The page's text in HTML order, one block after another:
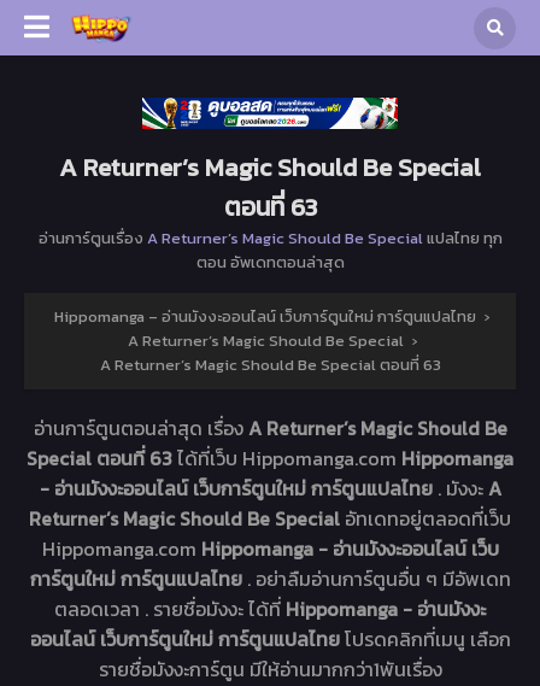
A Returner’s Magic Should Be Special
ตอนที่ 63
อ่านการ์ตูนเรื่อง A Returner’s Magic Should Be Specialแปลไทย ทุก
ตอน อัพเดทตอนล่าสุด
Hippomanga – อ่านมังงะออนไลน์ เว็บการ์ตูนใหม่ การ์ตูนแปลไทย ›
A Returner’s Magic Should Be Special ›
A Returner’s Magic Should Be Special ตอนที่ 63
อ่านการ์ตูนตอนล่าสุด เรื่องA Returner’s Magic Should Be
Special ตอนที่ 63ได้ที่เว็บ Hippomanga.com Hippomanga
- อ่านมังงะออนไลน์ เว็บการ์ตูนใหม่ การ์ตูนแปลไทย . มังงะA
Returner’s Magic Should Be Special อัทเดทอยู่ตลอดที่เว็บ
Hippomanga.com Hippomanga - อ่านมังงะออนไลน์ เว็บ
การ์ตูนใหม่ การ์ตูนแปลไทย . อย่าลืมอ่านการ์ตูนอื่น ๆ มีอัพเดท
ตลอดเวลา . รายชื่อมังงะ ได้ที่ Hippomanga - อ่านมังงะ
ออนไลน์ เว็บการ์ตูนใหม่ การ์ตูนแปลไทยโปรดคลิกที่เมนู เลือก
รายชื่อมังงะการ์ตูน มีให้อ่านมากกว่า1พันเรื่อง